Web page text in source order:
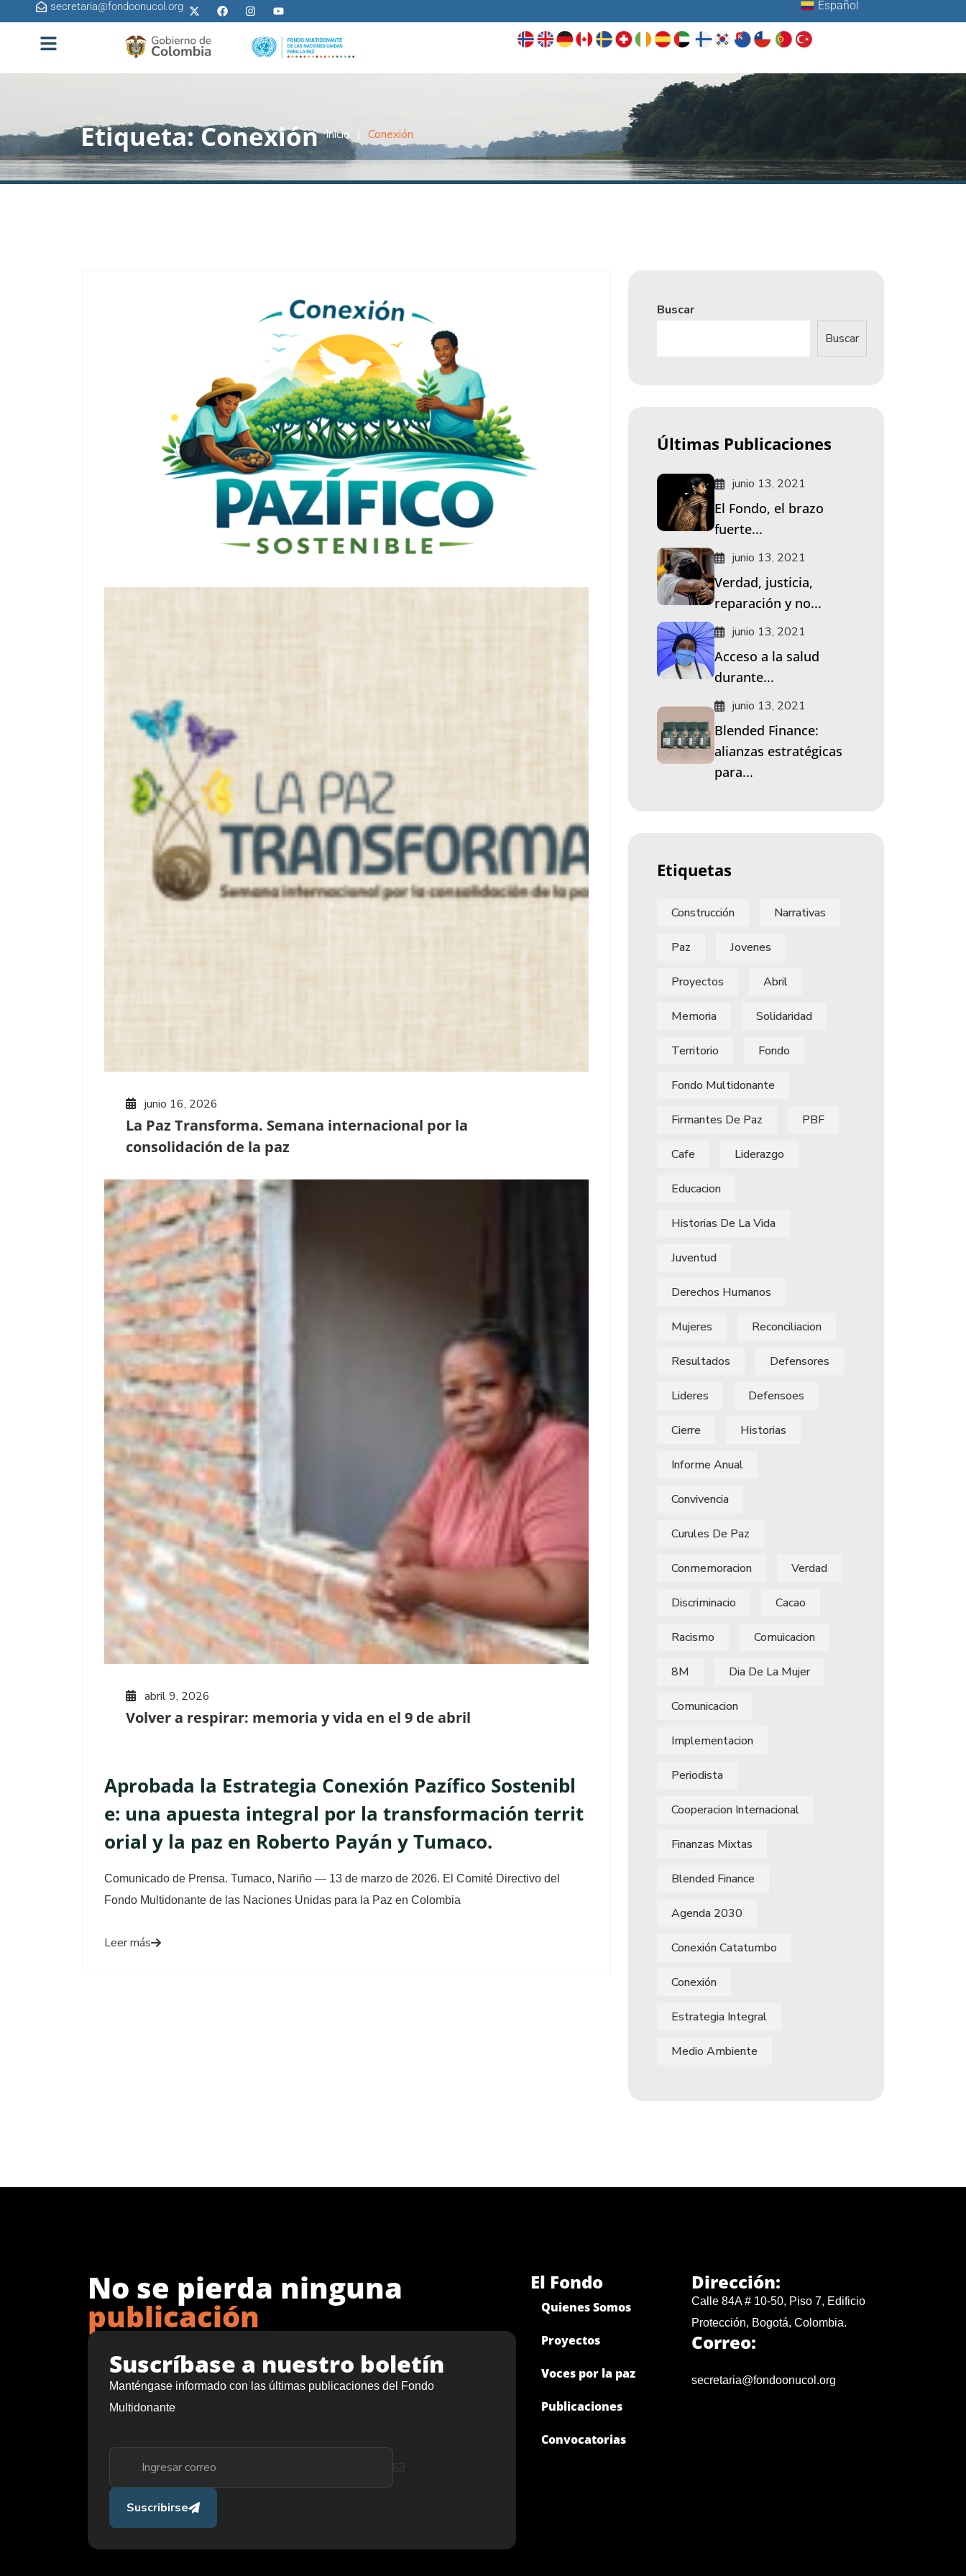
secretaria@fondoonucol.org Español
Etiqueta:Conexión Inicio | Conexión
junio 16, 2026
La Paz Transforma. Semana internacional por la
consolidación de la paz
abril 9, 2026
Volver a respirar: memoria y vida en el 9 de abril
Aprobada la Estrategia Conexión Pazífico Sostenibl
e: una apuesta integral por la transformación territ
orial y la paz en Roberto Payán y Tumaco.
Comunicado de Prensa. Tumaco, Nariño — 13 de marzo de 2026. El Comité Directivo del
Fondo Multidonante de las Naciones Unidas para la Paz en Colombia
Leer más
Buscar
Buscar
Últimas Publicaciones
junio 13, 2021
El Fondo, el brazo
fuerte...
junio 13, 2021
Verdad, justicia,
reparación y no...
junio 13, 2021
Acceso a la salud
durante...
junio 13, 2021
Blended Finance:
alianzas estratégicas
para...
Etiquetas
Construcción Narrativas
Paz Jovenes
Proyectos Abril
Memoria Solidaridad
Territorio Fondo
Fondo Multidonante
Firmantes De Paz PBF
Cafe Liderazgo
Educacion
Historias De La Vida
Juventud
Derechos Humanos
Mujeres Reconciliacion
Resultados Defensores
Lideres Defensoes
Cierre Historias
Informe Anual
Convivencia
Curules De Paz
Conmemoracion Verdad
Discriminacio Cacao
Racismo Comuicacion
8M Dia De La Mujer
Comunicacion
Implementacion
Periodista
Cooperacion Internacional
Finanzas Mixtas
Blended Finance
Agenda 2030
Conexión Catatumbo
Conexión
Estrategia Integral
Medio Ambiente
No se pierda ninguna
publicación
Suscríbase a nuestro boletín
Manténgase informado con las últimas publicaciones del Fondo
Multidonante
Suscribirse
El Fondo
Quienes Somos
Proyectos
Voces por la paz
Publicaciones
Convocatorias
Dirección:
Calle 84A # 10-50, Piso 7, Edificio
Protección, Bogotá, Colombia.
Correo:
secretaria@fondoonucol.org